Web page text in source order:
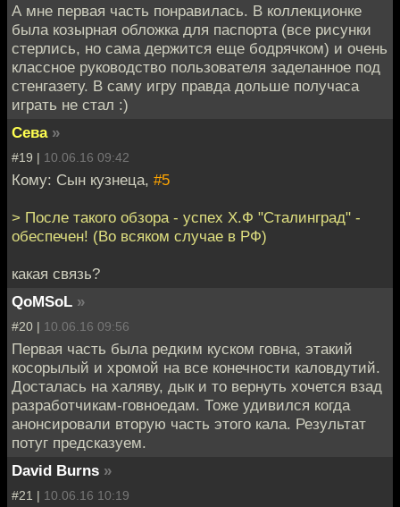
А мне первая часть понравилась. В коллекционке
была козырная обложка для паспорта (все рисунки
стерлись, но сама держится еще бодрячком) и очень
классное руководство пользователя заделанное под
стенгазету. В саму игру правда дольше получаса
играть не стал :)
Сева »
#19 | 10.06.16 09:42
Кому: Сын кузнеца, #5
> После такого обзора - успех Х.Ф "Сталинград" -
обеспечен! (Во всяком случае в РФ)
какая связь?
QoMSoL »
#20 | 10.06.16 09:56
Первая часть была редким куском говна, этакий
косорылый и хромой на все конечности каловдутий.
Досталась на халяву, дык и то вернуть хочется взад
разработчикам-говноедам. Тоже удивился когда
анонсировали вторую часть этого кала. Результат
потуг предсказуем.
David Burns »
#21 | 10.06.16 10:19